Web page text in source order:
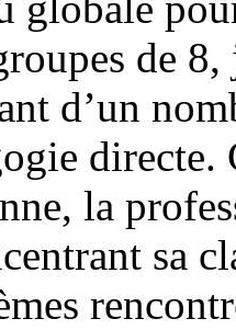
de 8,
d’un
directe.
la
sa